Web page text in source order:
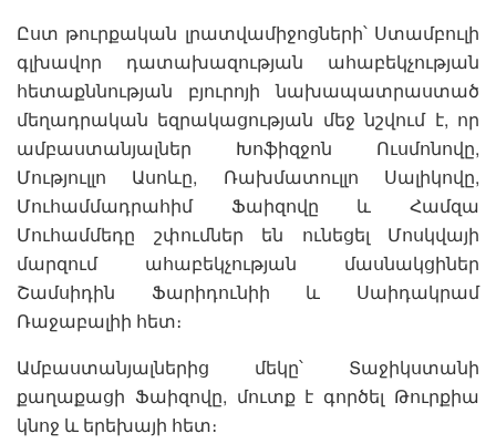
Ըստ թուրքական լրատվամիջոցների՝ Ստամբուլի
գլխավոր դատախազության ահաբեկչության
հետաքննության բյուրոյի նախապատրաստած
մեղադրական եզրակացության մեջ նշվում է, որ
ամբաստանյալներ Խոֆիզջոն Ուսմոնովը,
Մություլլո Ասոևը, Ռախմատուլլո Սալիկովը,
Մուհամմադրահիմ Ֆաիզովը և Համզա
Մուհամմեդը շփումներ են ունեցել Մոսկվայի
մարզում ահաբեկչության մասնակցիներ
Շամսիդին Ֆարիդունիի և Սաիդակրամ
Ռաջաբալիի հետ։
Ամբաստանյալներից մեկը՝ Տաջիկստանի
քաղաքացի Ֆաիզովը, մուտք է գործել Թուրքիա
կնոջ և երեխայի հետ։